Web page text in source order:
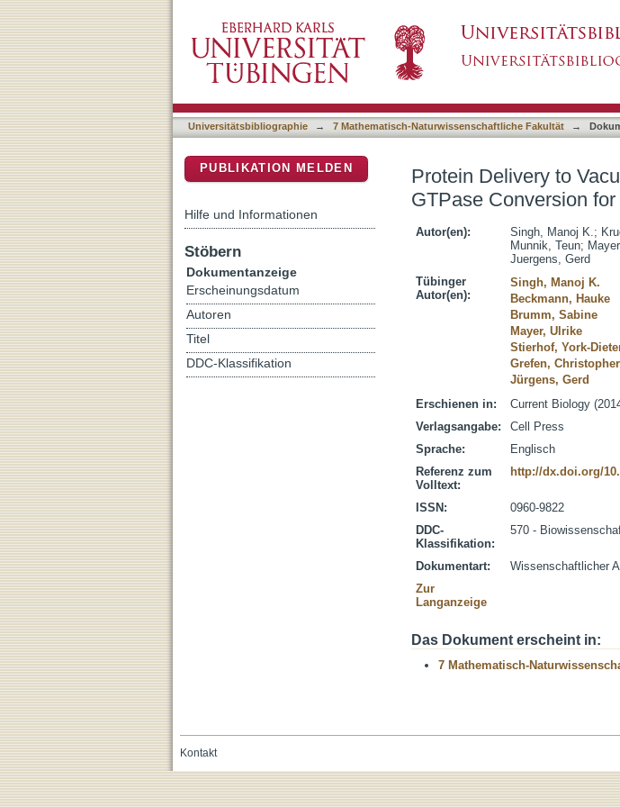
Protein Delivery to Vacuole Requires SAND
Vacuole Fusion
Universitätsbibliographie → 7 Mathematisch-Naturwissenschaftliche Fakultät →
Protein Delivery to
GTPase Conversion
Autor(en): Singh, Manoj K.;
Munnik, Teun;
Juergens, Gerd
Tübinger
Autor(en):
Singh, Manoj K.
Beckmann, Hauke
Brumm, Sabine
Mayer, Ulrike
Stierhof, York-
Grefen, Christopher
Jürgens, Gerd
Erschienen in:
Current Biology
Verlagsangabe:
Cell Press
Sprache:
Englisch
Referenz zum
Volltext:
http://dx.doi.org/
ISSN:
0960-9822
DDC-
Klassifikation:
570 -
Dokumentart:
Wissenschaftlicher
Zur
Langanzeige
Das Dokument erscheint in:
7 Mathematisch-
PUBLIKATION MELDEN
Hilfe und Informationen
Stöbern
Dokumentanzeige
Erscheinungsdatum
Autoren
Titel
DDC-Klassifikation
Kontakt